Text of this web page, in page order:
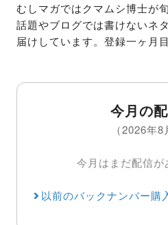
むしマガではクマムシ博士が
話題やブログでは書けないネ
届けしています。登録一ヶ月
今月の
（2026年8
今月はまだ配信が
以前のバックナンバー購